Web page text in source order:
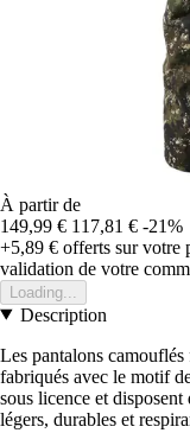
À partir de
149,99 € 117,81 € -21%
+5,89 € offerts sur votre
validation de votre
Loading...
Description
Les pantalons
fabriqués avec le motif
sous licence et
légers, durables et